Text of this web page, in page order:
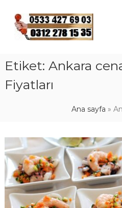
content
Etiket: Ankara
Fiyatları
Ana sayfa »